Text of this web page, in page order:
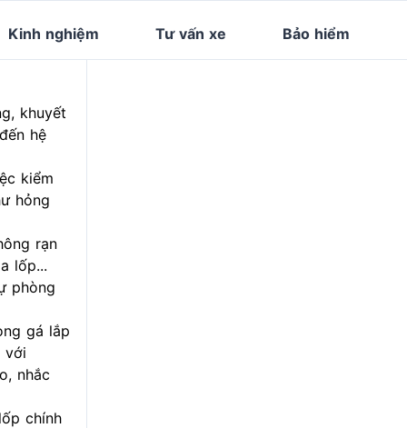
Kinh nghiệm Tư vấn xe Bảo hiểm
khuyết
hệ
kiểm
hỏng
rạn
lốp...
phòng
gá lắp
với
nhắc
chính